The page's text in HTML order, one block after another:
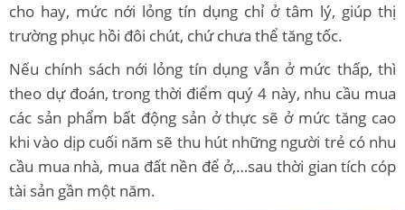
cho hay, mức nới lỏng tín dụng chỉ ở tâm lý, giúp thị
trường phục hồi đôi chút, chứ chưa thể tăng tốc.
Nếu chính sách nới lỏng tín dụng vẫn ở mức thấp, thì
theo dự đoán, trong thời điểm quý 4 này, nhu cầu mua
các sản phẩm bất động sản ở thực sẽ ở mức tăng cao
khi vào dịp cuối năm sẽ thu hút những người trẻ có nhu
cầu mua nhà, mua đất nền để ở,…sau thời gian tích cóp
tài sản gần một năm.